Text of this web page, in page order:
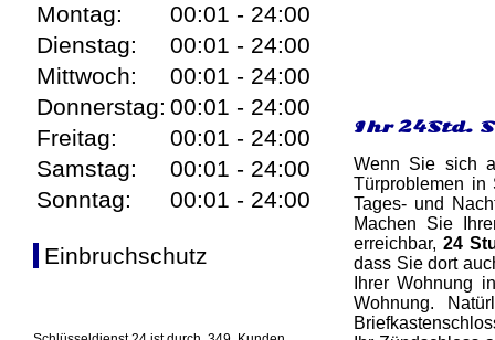
Montag:
00:01 - 24:00
Dienstag:
00:01 - 24:00
Mittwoch:
00:01 - 24:00
Donnerstag: 00:01 - 24:00
Freitag:
00:01 - 24:00
Samstag:
00:01 - 24:00
Sonntag:
00:01 - 24:00
Einbruchschutz
Ihr 24Std.
Wenn Sie sich
Türproblemen
Tages- und
Machen Sie
erreichbar, 24
dass Sie dort
Ihrer Wohnung
Wohnung.